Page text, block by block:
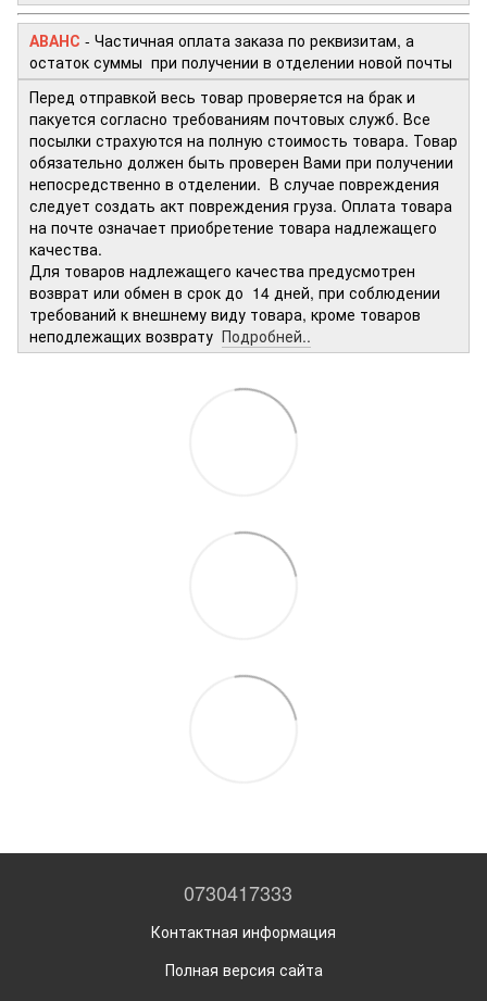
АВАНС - Частичная оплата заказа по реквизитам, а
остаток суммы при получении в отделении новой почты
Перед отправкой весь товар проверяется на брак и
пакуется согласно требованиям почтовых служб. Все
посылки страхуются на полную стоимость товара. Товар
обязательно должен быть проверен Вами при получении
непосредственно в отделении. В случае повреждения
следует создать акт повреждения груза. Оплата товара
на почте означает приобретение товара надлежащего
качества.
Для товаров надлежащего качества предусмотрен
возврат или обмен в срок до 14 дней, при соблюдении
требований к внешнему виду товара, кроме товаров
неподлежащих возврату Подробней..
0730417333
Контактная информация
Полная версия сайта